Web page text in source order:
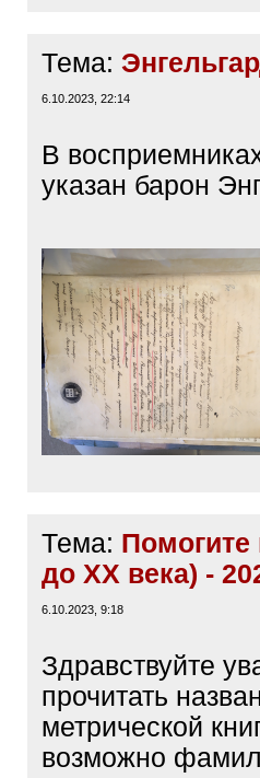
Тема:
6.10.2023, 22:14
В
указан барон
Тема: Помогите
до ХХ века) -
6.10.2023, 9:18
Здравствуйте
прочитать
метрической
возможно